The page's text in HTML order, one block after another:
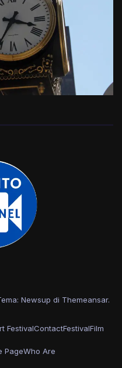
Newsup di Themeansar.
FestivalContactFestivalFilm
PageWho Are